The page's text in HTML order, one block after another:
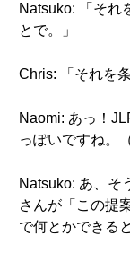
Natsuko: 「それ
とで。」
Chris: 「それを
Naomi: あっ！
っぽいですね。
Natsuko: あ、そ
さんが「この提
で何とかできる